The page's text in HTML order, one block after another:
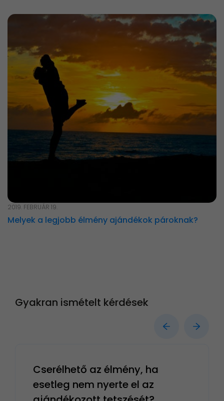
2019. FEBRUÁR 19.
Melyek a legjobb élmény ajándékok pároknak?
Gyakran ismételt kérdések
Cserélhető az élmény, ha
esetleg nem nyerte el az